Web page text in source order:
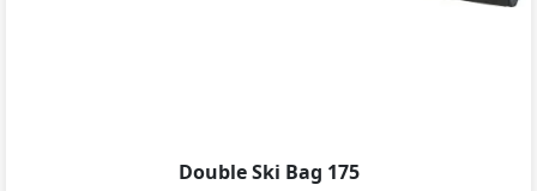
Double Ski Bag 175